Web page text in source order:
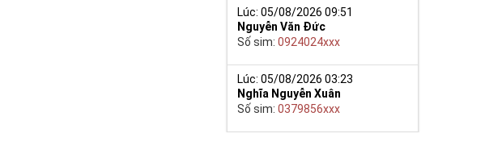
Lúc: 05/08/2026 09:51
Nguyễn Văn Đức
Số sim:0924024xxx
Lúc: 05/08/2026 03:23
Nghĩa Nguyễn Xuân
Số sim:0379856xxx